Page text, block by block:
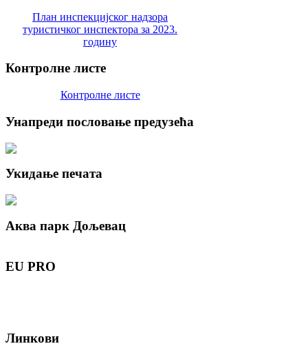
План инспекцијског надзора
туристичког инспектора за 2023.
годину
Контролне листе
Контролне листе
Унапреди пословање предузећа
Укидање печата
Аква парк Дољевац
EU PRO
Линкови